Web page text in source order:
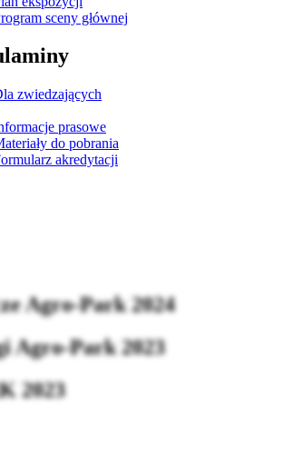
sceny głównej
zwiedzających
prasowe
do pobrania
akredytacji
Agro-Park 2024
Agro-Park 2023
2023